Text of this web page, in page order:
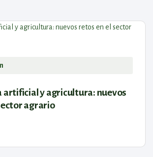
artificial y agricultura: nuevos
agrario